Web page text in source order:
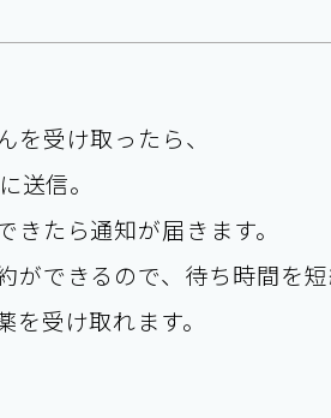
を受け取ったら、
送信。
きたら通知が届きます。
ができるので、待ち時間を短
を受け取れます。